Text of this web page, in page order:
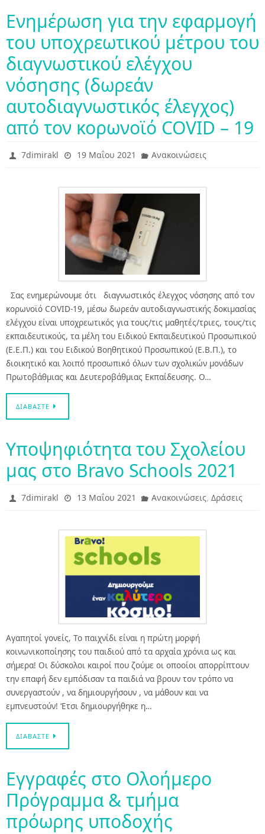
Eνημέρωση για την εφαρμογή
του υποχρεωτικού μέτρου του
διαγνωστικού ελέγχου
νόσησης (δωρεάν
αυτοδιαγνωστικός έλεγχος)
από τον κορωνοϊό COVID – 19
7dimirakl 19 Μαΐου 2021 Ανακοινώσεις
Σας ενημερώνουμε ότι διαγνωστικός έλεγχος νόσησης από τον
κορωνοϊό COVID-19, μέσω δωρεάν αυτοδιαγνωστικής δοκιμασίας
ελέγχου είναι υποχρεωτικός για τους/τις μαθητές/τριες, τους/τις
εκπαιδευτικούς, τα μέλη του Ειδικού Εκπαιδευτικού Προσωπικού
(Ε.Ε.Π.) και του Ειδικού Βοηθητικού Προσωπικού (Ε.Β.Π.), το
διοικητικό και λοιπό προσωπικό όλων των σχολικών μονάδων
Πρωτοβάθμιας και Δευτεροβάθμιας Εκπαίδευσης. Ο…
ΔΙΑΒΆΣΤΕ
Υποψηφιότητα του Σχολείου
μας στο Bravo Schools 2021
7dimirakl 13 Μαΐου 2021 Ανακοινώσεις, Δράσεις
Αγαπητοί γονείς, Το παιχνίδι είναι η πρώτη μορφή
κοινωνικοποίησης του παιδιού από τα αρχαία χρόνια ως και
σήμερα! Οι δύσκολοι καιροί που ζούμε οι οποοίοι απορρίπτουν
την επαφή δεν εμπόδισαν τα παιδιά να βρουν τον τρόπο να
συνεργαστούν , να δημιουργήσουν , να μάθουν και να
εμπνευστούν! ‘Ετσι δημιουργήθηκε η…
ΔΙΑΒΆΣΤΕ
Εγγραφές στο Ολοήμερο
Πρόγραμμα & τμήμα
πρόωρης υποδοχής